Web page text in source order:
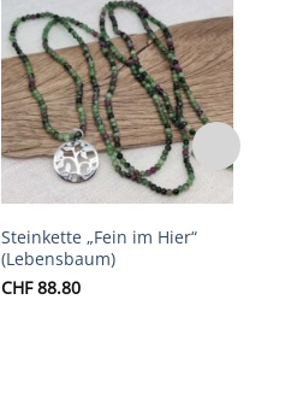
Auf die
Wunschliste
Steinkette „Fein im Hier“
(Lebensbaum)
CHF88.80